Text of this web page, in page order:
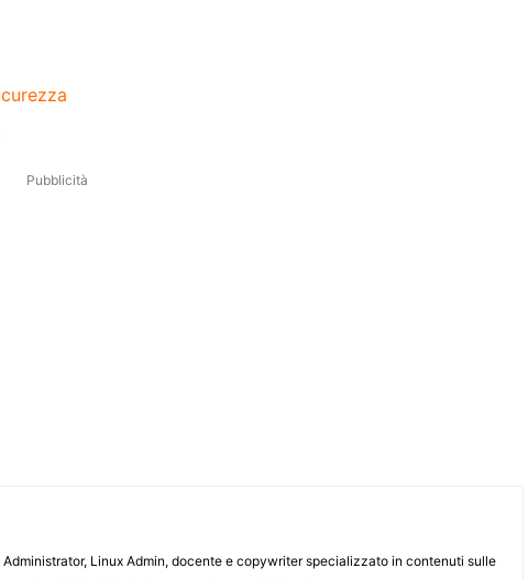
Pubblicità
Linux Admin, docente e copywriter specializzato in contenuti sulle